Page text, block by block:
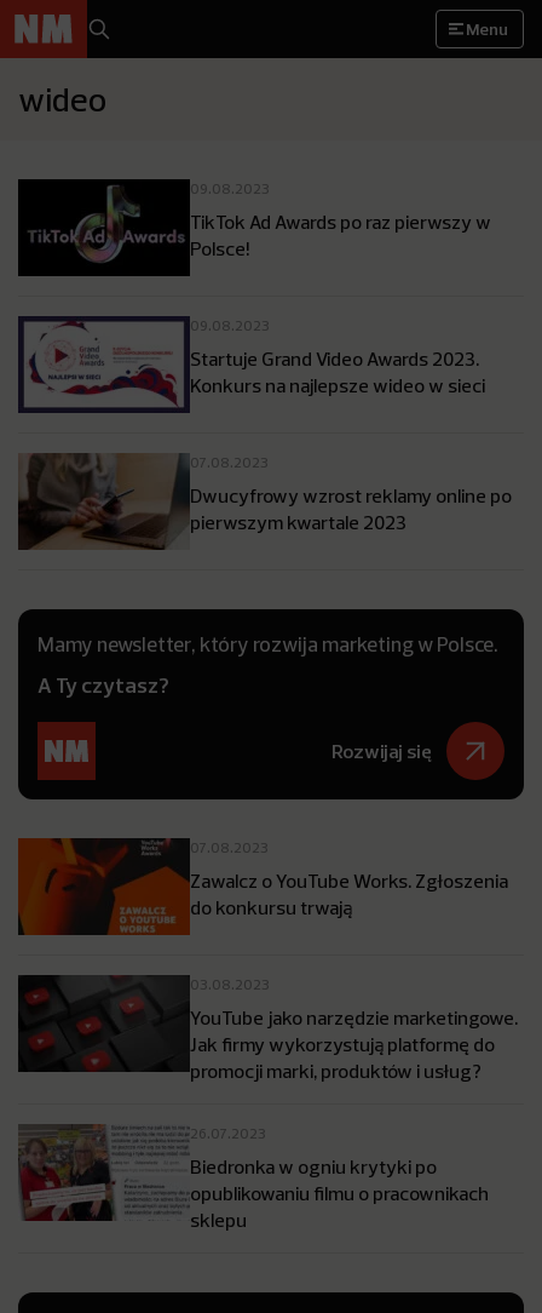
Menu
wideo
09.08.2023
TikTok Ad Awards po raz pierwszy w
Polsce!
09.08.2023
Startuje Grand Video Awards 2023.
Konkurs na najlepsze wideo w sieci
07.08.2023
Dwucyfrowy wzrost reklamy online po
pierwszym kwartale 2023
Mamy newsletter, który rozwija marketing w Polsce.
A Ty czytasz?
Rozwijaj się
07.08.2023
Zawalcz o YouTube Works. Zgłoszenia
do konkursu trwają
03.08.2023
YouTube jako narzędzie marketingowe.
Jak firmy wykorzystują platformę do
promocji marki, produktów i usług?
26.07.2023
Biedronka w ogniu krytyki po
opublikowaniu filmu o pracownikach
sklepu